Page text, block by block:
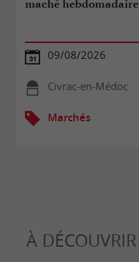
maché hebdomadaire
09/08/2026
Civrac-en-Médoc
Marchés
À DÉCOUVRIR